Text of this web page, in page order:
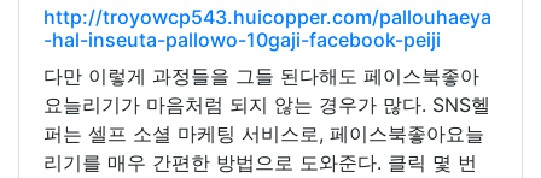
http://troyowcp543.huicopper.com/pallouhaeya
-hal-inseuta-pallowo-10gaji-facebook-peiji
다만 이렇게 과정들을 그들 된다해도 페이스북좋아
요늘리기가 마음처럼 되지 않는 경우가 많다. SNS헬
퍼는 셀프 소셜 마케팅 서비스로, 페이스북좋아요늘
리기를 매우 간편한 방법으로 도와준다. 클릭 몇 번